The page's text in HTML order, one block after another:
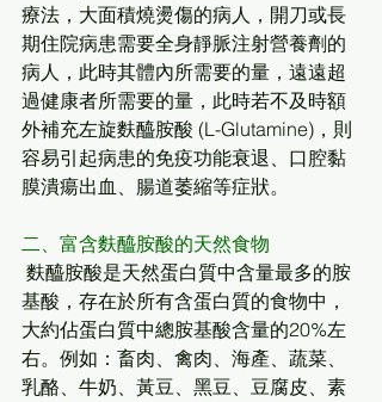
療法，大面積燒燙傷的病人，開刀或長
期住院病患需要全身靜脈注射營養劑的
病人，此時其體內所需要的量，遠遠超
過健康者所需要的量，此時若不及時額
外補充左旋麩醯胺酸 (L-Glutamine)，則
容易引起病患的免疫功能衰退、口腔黏
膜潰瘍出血、腸道萎縮等症狀。
二、富含麩醯胺酸的天然食物
基酸，存在於所有含蛋白質的食物中，
大約佔蛋白質中總胺基酸含量的20%左
右。例如：畜肉、禽肉、海產、蔬菜、
乳酪、牛奶、黃豆、黑豆、豆腐皮、素